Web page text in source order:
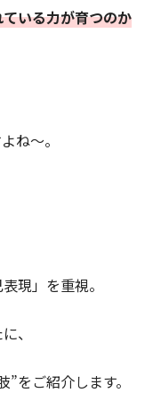
いる力が育つのか
ね〜。
現」を重視。
、
”をご紹介します。